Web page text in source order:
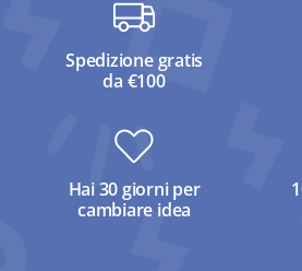
Spedizione gratis
da €100
Hai 30 giorni per
cambiare idea